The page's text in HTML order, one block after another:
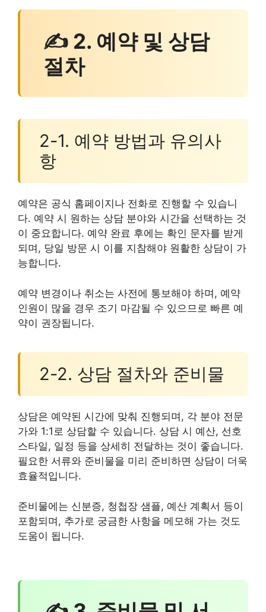
✍ 2. 예약 및 상담
절차
2-1. 예약 방법과 유의사
항
예약은 공식 홈페이지나 전화로 진행할 수 있습니
다. 예약 시 원하는 상담 분야와 시간을 선택하는 것
이 중요합니다. 예약 완료 후에는 확인 문자를 받게
되며, 당일 방문 시 이를 지참해야 원활한 상담이 가
능합니다.
예약 변경이나 취소는 사전에 통보해야 하며, 예약
인원이 많을 경우 조기 마감될 수 있으므로 빠른 예
약이 권장됩니다.
2-2. 상담 절차와 준비물
상담은 예약된 시간에 맞춰 진행되며, 각 분야 전문
가와 1:1로 상담할 수 있습니다. 상담 시 예산, 선호
스타일, 일정 등을 상세히 전달하는 것이 좋습니다.
필요한 서류와 준비물을 미리 준비하면 상담이 더욱
효율적입니다.
준비물에는 신분증, 청첩장 샘플, 예산 계획서 등이
포함되며, 추가로 궁금한 사항을 메모해 가는 것도
도움이 됩니다.